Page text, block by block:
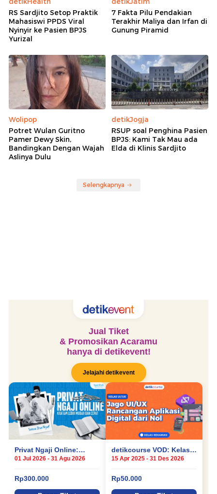
RS Sardjito Setop Praktik
Mahasiswi PPDS Viral
Nyinyir ke Pasien BPJS
Yurizal
7 Fakta Pilu Pendakian
Terakhir Maliya dan Irfan di
Gunung Piramid
Wolipop
Potret Wulan Guritno
Pamer Dewy Skin,
Bandingkan Dengan Wajah
Aslinya Dulu
detikJogja
RSUP soal Penghina Pasien
BPJS: Kami Tak Mau ada
Elda di Klinis Sardjito
Selengkapnya